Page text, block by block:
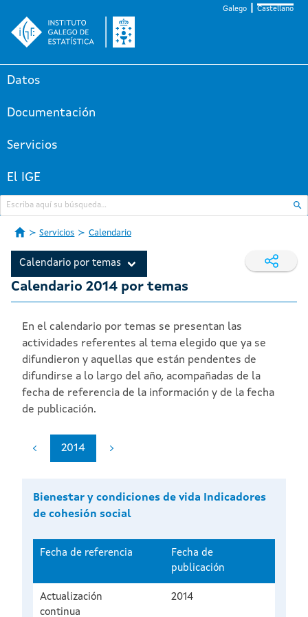
Galego Castellano
Datos
Documentación
Servicios
El IGE
Servicios Calendario
Calendario por temas
Calendario 2014 por temas
En el calendario por temas se presentan las
actividades referentes al tema elegido que ya se
difundieron y aquellas que están pendentes de
difundirse a lo largo del año, acompañadas de la
fecha de referencia de la información y de la fecha
de publicación.
2014
Bienestar y condiciones de vida Indicadores
de cohesión social
Fecha de referencia
Fecha de
publicación
Actualización
continua
2014